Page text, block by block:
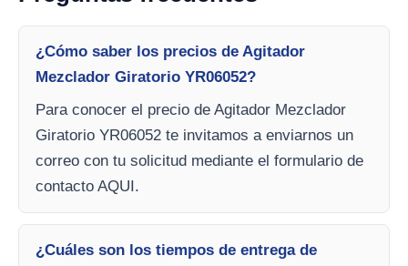
¿Cómo saber los precios de Agitador
Mezclador Giratorio YR06052?
Para conocer el precio de Agitador Mezclador
Giratorio YR06052 te invitamos a enviarnos un
correo con tu solicitud mediante el formulario de
contacto AQUI.
¿Cuáles son los tiempos de entrega de